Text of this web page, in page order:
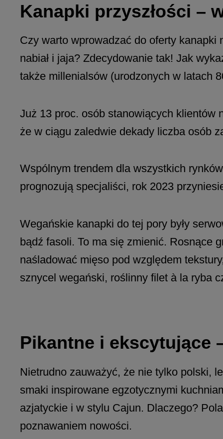
Kanapki przyszłości –
Czy warto wprowadzać do oferty
nabiał i jaja? Zdecydowanie tak! Jak
także millenialsów (urodzonych w latach
Już 13 proc. osób stanowiących klientów
że w ciągu zaledwie dekady liczba osób
Wspólnym trendem dla wszystkich
prognozują specjaliści, rok 2023
Wegańskie kanapki do tej pory były
bądź fasoli. To ma się zmienić. Rosnące
naśladować mięso pod względem
sznycel wegański, roślinny filet à la ryba
Pikantne i ekscytujące
Nietrudno zauważyć, że nie tylko polski,
smaki inspirowane egzotycznymi
azjatyckie i w stylu Cajun. Dlaczego?
poznawaniem nowości.